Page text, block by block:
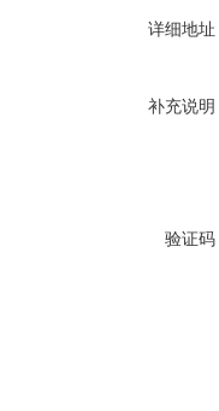
详细地址
补充说明
验证码